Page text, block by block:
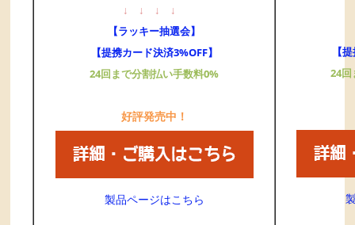
↓
↓ ↓
↓
【ラッキー抽選会】
【提携カード決済3%OFF】
24回まで分割払い手数料0%
好評発売中！
製品ページはこちら
【
24回